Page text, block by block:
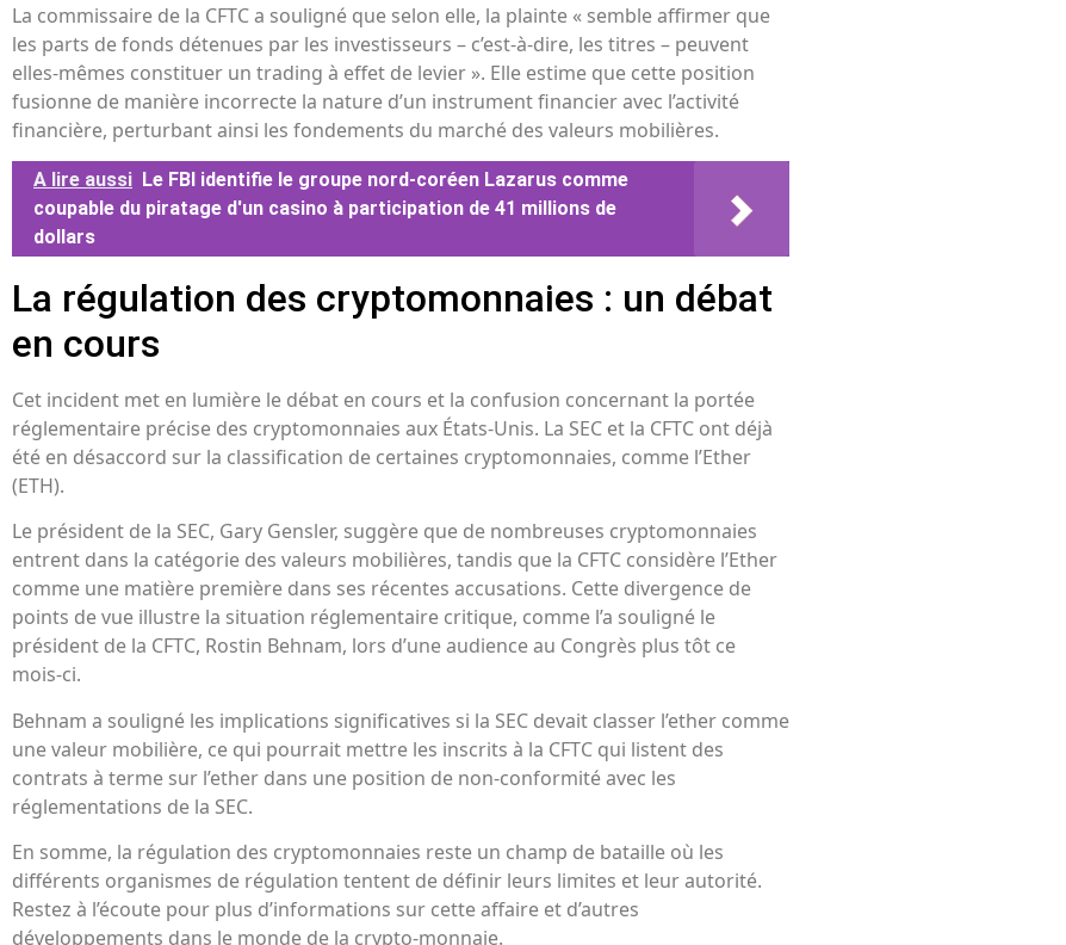
La commissaire de la CFTC a souligné que selon elle, la plainte « semble affirmer que
les parts de fonds détenues par les investisseurs – c’est-à-dire, les titres – peuvent
elles-mêmes constituer un trading à effet de levier ». Elle estime que cette position
fusionne de manière incorrecte la nature d’un instrument financier avec l’activité
financière, perturbant ainsi les fondements du marché des valeurs mobilières.
A lire aussi Le FBI identifie le groupe nord-coréen Lazarus comme
coupable du piratage d'un casino à participation de 41 millions de
dollars
La régulation des cryptomonnaies : un débat
en cours
Cet incident met en lumière le débat en cours et la confusion concernant la portée
réglementaire précise des cryptomonnaies aux États-Unis. La SEC et la CFTC ont déjà
été en désaccord sur la classification de certaines cryptomonnaies, comme l’Ether
(ETH).
Le président de la SEC, Gary Gensler, suggère que de nombreuses cryptomonnaies
entrent dans la catégorie des valeurs mobilières, tandis que la CFTC considère l’Ether
comme une matière première dans ses récentes accusations. Cette divergence de
points de vue illustre la situation réglementaire critique, comme l’a souligné le
président de la CFTC, Rostin Behnam, lors d’une audience au Congrès plus tôt ce
mois-ci.
Behnam a souligné les implications significatives si la SEC devait classer l’ether comme
une valeur mobilière, ce qui pourrait mettre les inscrits à la CFTC qui listent des
contrats à terme sur l’ether dans une position de non-conformité avec les
réglementations de la SEC.
En somme, la régulation des cryptomonnaies reste un champ de bataille où les
différents organismes de régulation tentent de définir leurs limites et leur autorité.
Restez à l’écoute pour plus d’informations sur cette affaire et d’autres
développements dans le monde de la crypto-monnaie.